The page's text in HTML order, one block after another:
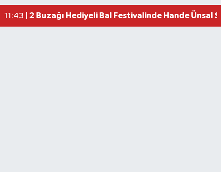
11:43 | 2 Buzağı Hediyeli Bal Festivalinde Hande Ünsal